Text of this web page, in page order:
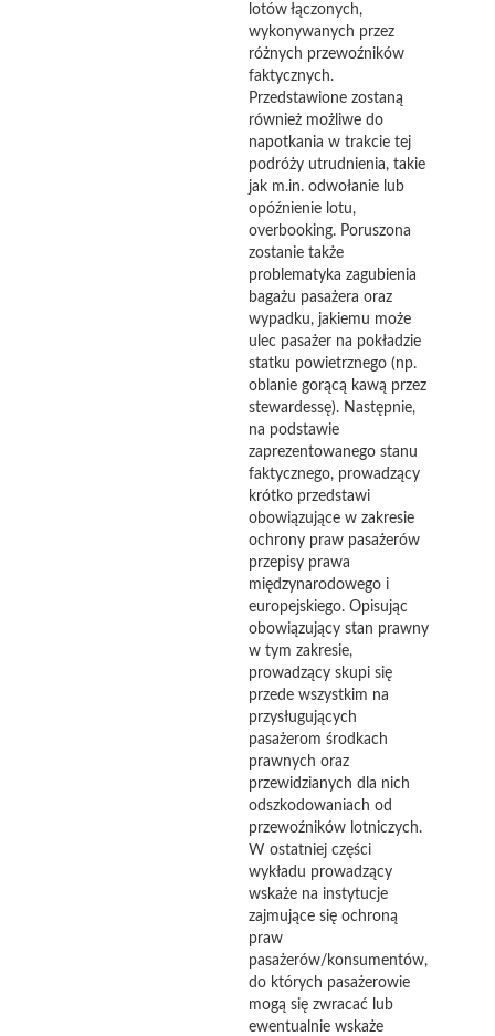
lotów łączonych,
wykonywanych przez
różnych przewoźników
faktycznych.
Przedstawione zostaną
również możliwe do
napotkania w trakcie tej
podróży utrudnienia, takie
jak m.in. odwołanie lub
opóźnienie lotu,
overbooking. Poruszona
zostanie także
problematyka zagubienia
bagażu pasażera oraz
wypadku, jakiemu może
ulec pasażer na pokładzie
statku powietrznego (np.
oblanie gorącą kawą przez
stewardessę). Następnie,
na podstawie
zaprezentowanego stanu
faktycznego, prowadzący
krótko przedstawi
obowiązujące w zakresie
ochrony praw pasażerów
przepisy prawa
międzynarodowego i
europejskiego. Opisując
obowiązujący stan prawny
w tym zakresie,
prowadzący skupi się
przede wszystkim na
przysługujących
pasażerom środkach
prawnych oraz
przewidzianych dla nich
odszkodowaniach od
przewoźników lotniczych.
W ostatniej części
wykładu prowadzący
wskaże na instytucje
zajmujące się ochroną
praw
pasażerów/konsumentów,
do których pasażerowie
mogą się zwracać lub
ewentualnie wskaże